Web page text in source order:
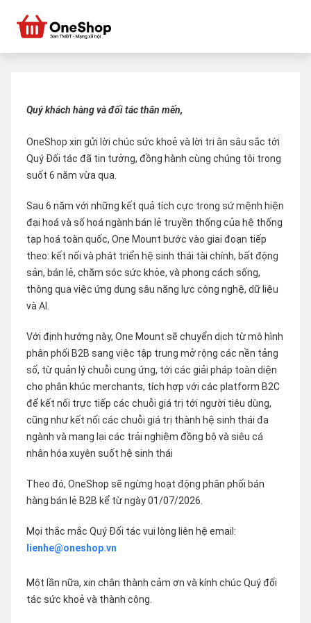
Quý khách hàng và đối tác thân mến,
OneShop xin gửi lời chúc sức khoẻ và lời tri ân sâu sắc tới
Quý Đối tác đã tin tưởng, đồng hành cùng chúng tôi trong
suốt 6 năm vừa qua.
Sau 6 năm với những kết quả tích cực trong sứ mệnh hiện
đại hoá và số hoá ngành bán lẻ truyền thống của hệ thống
tạp hoá toàn quốc, One Mount bước vào giai đoạn tiếp
theo: kết nối và phát triển hệ sinh thái tài chính, bất động
sản, bán lẻ, chăm sóc sức khỏe, và phong cách sống,
thông qua việc ứng dụng sâu năng lực công nghệ, dữ liệu
và AI.
Với định hướng này, One Mount sẽ chuyển dịch từ mô hình
phân phối B2B sang việc tập trung mở rộng các nền tảng
số, từ quản lý chuỗi cung ứng, tới các giải pháp toàn diện
cho phân khúc merchants, tích hợp với các platform B2C
để kết nối trực tiếp các chuỗi giá trị tới người tiêu dùng,
cũng như kết nối các chuỗi giá trị thành hệ sinh thái đa
ngành và mang lại các trải nghiệm đồng bộ và siêu cá
nhân hóa xuyên suốt hệ sinh thái
Theo đó, OneShop sẽ ngừng hoạt động phân phối bán
hàng bán lẻ B2B kể từ ngày 01/07/2026.
Mọi thắc mắc Quý Đối tác vui lòng liên hệ email:
lienhe@oneshop.vn
Một lần nữa, xin chân thành cảm ơn và kính chúc Quý đối
tác sức khoẻ và thành công.